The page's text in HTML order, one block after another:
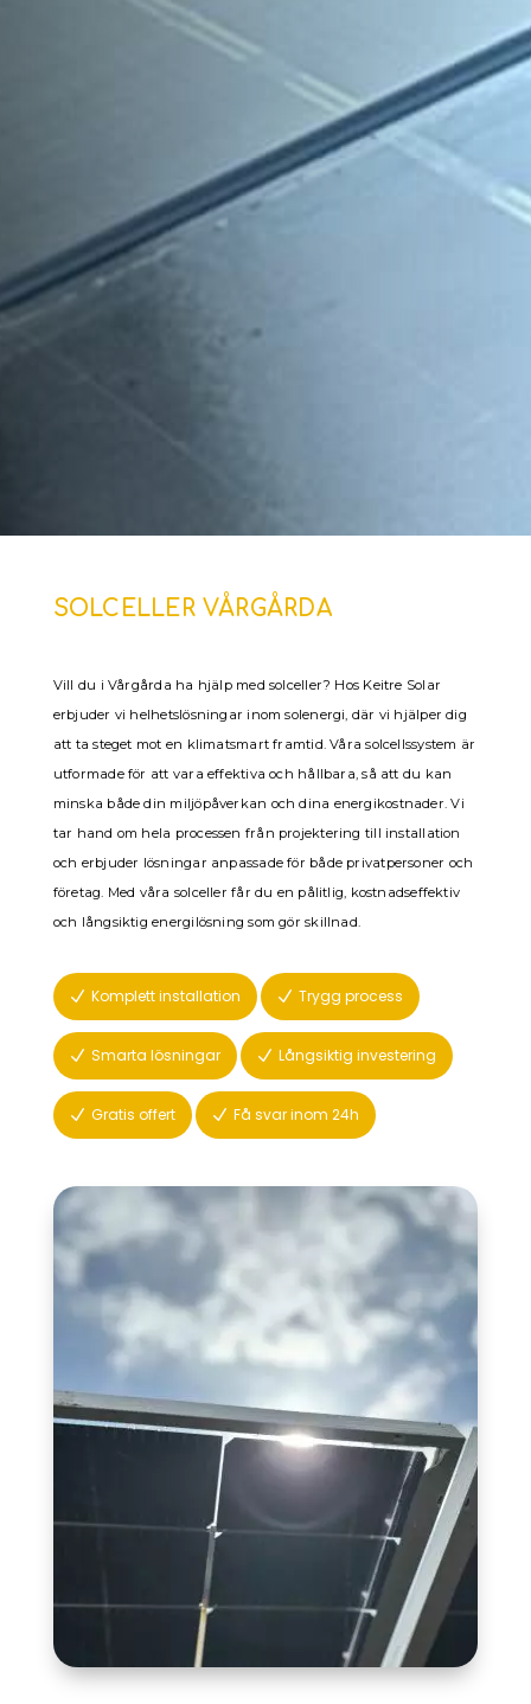
SOLCELLER VÅRGÅRDA
Vill du i Vårgårda ha hjälp med solceller? Hos Keitre Solar
erbjuder vi helhetslösningar inom solenergi, där vi hjälper dig
att ta steget mot en klimatsmart framtid. Våra solcellssystem är
utformade för att vara effektiva och hållbara, så att du kan
minska både din miljöpåverkan och dina energikostnader. Vi
tar hand om hela processen från projektering till installation
och erbjuder lösningar anpassade för både privatpersoner och
företag. Med våra solceller får du en pålitlig, kostnadseffektiv
och långsiktig energilösning som gör skillnad.
N Komplett installation N Trygg process
N Smarta lösningar N Långsiktig investering
N Gratis offert N Få svar inom 24h